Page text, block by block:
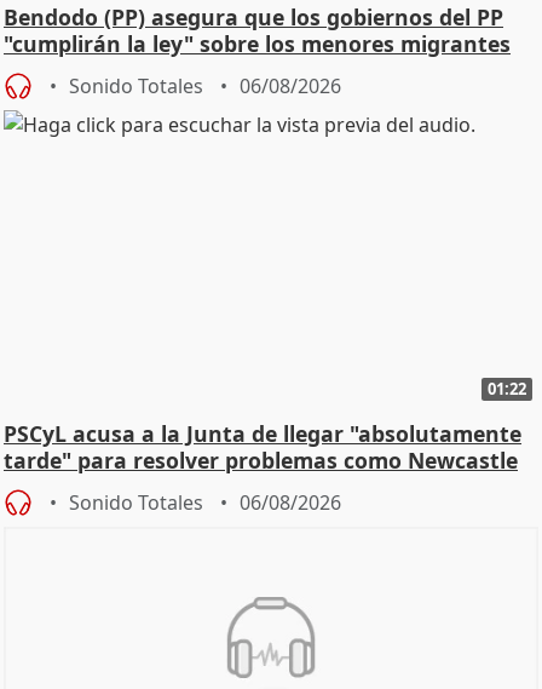
Bendodo (PP) asegura que los gobiernos del PP
"cumplirán la ley" sobre los menores migrantes
Sonido Totales 06/08/2026
01:22
PSCyL acusa a la Junta de llegar "absolutamente
tarde" para resolver problemas como Newcastle
Sonido Totales 06/08/2026